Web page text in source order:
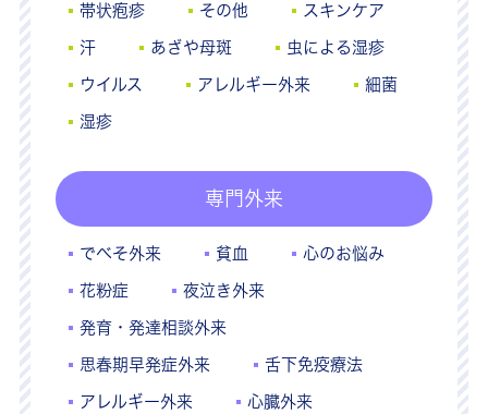
帯状疱疹 その他 スキンケア
汗 あざや母斑 虫による湿疹
ウイルス アレルギー外来 細菌
湿疹
専門外来
でべそ外来 貧血 心のお悩み
花粉症 夜泣き外来
発育・発達相談外来
思春期早発症外来 舌下免疫療法
アレルギー外来 心臓外来